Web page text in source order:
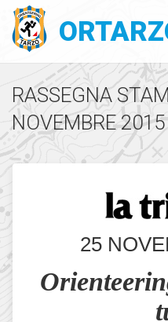
RASSEGNA
NOVEMBRE 2015
25